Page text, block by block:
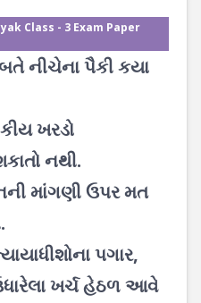
Class - 3 Exam Paper
નીચેના પૈકી કયા
ખરડો
નથી.
માંગણી ઉપર મત
પગાર,
ખર્ચ હેઠળ આવે